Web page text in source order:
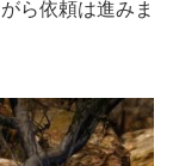
ら依頼は進みま